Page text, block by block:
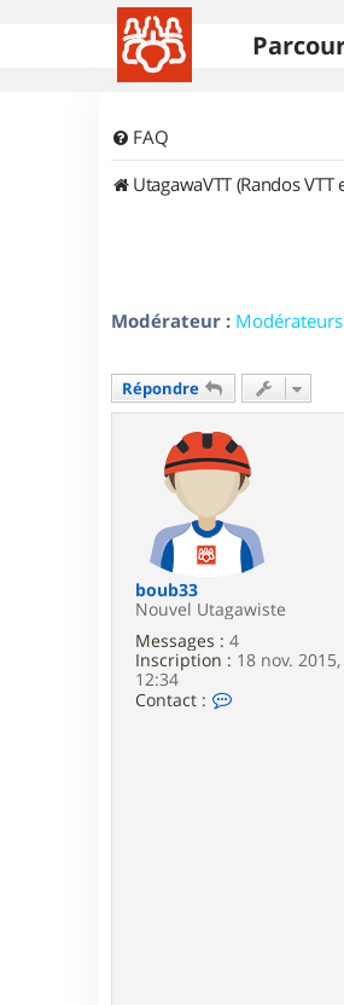
FAQ
UtagawaVTT (Randos VTT
Modérateur :
Répondre
boub33
Nouvel Utagawiste
Messages : 4
Inscription : 18 nov. 2015,
12:34
Contact :